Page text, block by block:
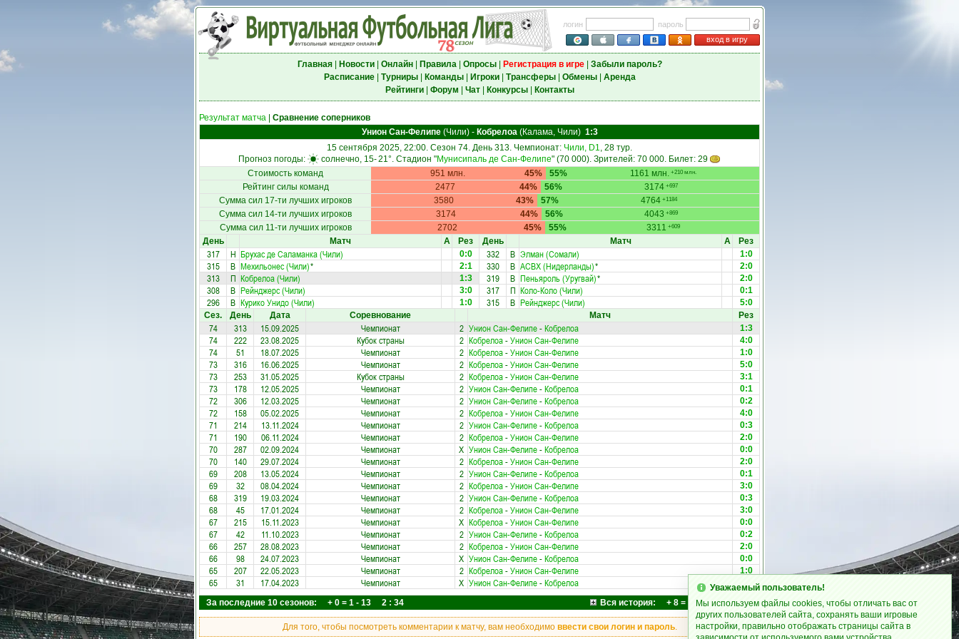
логин
пароль
вход в игру
Главная| Новости| Онлайн| Правила| Опросы| Регистрация в игре| Забыли пароль?
Расписание| Турниры| Команды| Игроки| Трансферы| Обмены| Аренда
Рейтинги| Форум Чат| Конкурсы| Контакты
Результат матча
Сравнение соперников
Унион Сан-Фелипе(Чили)- Кобрелоа(Калама, Чили) 1:3
15 сентября 2025, 22:00. Сезон 74. День 313. Чемпионат: Чили, D1, 28 тур.
Прогноз погоды:
солнечно, 15-21°. Стадион "Мунисипаль де Сан-Фелипе" (70 000). Зрителей: 70 000. Билет: 29
Стоимость команд
951 млн. 45% 1161 млн. +210 млн.
55%
Рейтинг силы команд
2477 44% 3174 +697
56%
Сумма сил 17-ти лучших игроков
3580 43% 4764 +1184
57%
Сумма сил 14-ти лучших игроков
3174 44% 4043 +869
56%
Сумма сил 11-ти лучших игроков
2702 45% 3311 +609
55%
День
Матч А Рез
317 Н Брухас де Саламанка (Чили) 0:0
315 В Мехильонес (Чили)* 2:1
313 П Кобрелоа (Чили) 1:3
308 В Рейнджерс (Чили) 3:0
296 В Курико Унидо (Чили) 1:0
День Матч А Рез
332 В Элман (Сомали) 1:0
330 В АСВХ (Нидерланды)* 2:0
319 В Пеньяроль (Уругвай)* 2:0
317 П Коло-Коло (Чили) 0:1
315 В Рейнджерс (Чили)
5:0
Сез.
День Дата Соревнование Матч Рез
74 313 15.09.2025 Чемпионат 2 Унион Сан-Фелипе-Кобрелоа 1:3
74 222 23.08.2025 Кубок страны 2 Кобрелоа-Унион Сан-Фелипе 4:0
74 51 18.07.2025 Чемпионат 2 Кобрелоа-Унион Сан-Фелипе 1:0
73 316 16.06.2025 Чемпионат 2 Кобрелоа-Унион Сан-Фелипе 5:0
73 253 31.05.2025 Кубок страны 2 Кобрелоа-Унион Сан-Фелипе 3:1
73 178 12.05.2025 Чемпионат 2 Унион Сан-Фелипе-Кобрелоа 0:1
72 306 12.03.2025 Чемпионат 2 Унион Сан-Фелипе-Кобрелоа 0:2
72 158 05.02.2025 Чемпионат 2 Кобрелоа-Унион Сан-Фелипе 4:0
71 214 13.11.2024 Чемпионат 2 Унион Сан-Фелипе-Кобрелоа 0:3
71 190 06.11.2024 Чемпионат 2 Кобрелоа-Унион Сан-Фелипе 2:0
70 287 02.09.2024 Чемпионат X Унион Сан-Фелипе-Кобрелоа 0:0
70 140 29.07.2024 Чемпионат 2 Кобрелоа-Унион Сан-Фелипе 2:0
69 208 13.05.2024 Чемпионат 2 Унион Сан-Фелипе-Кобрелоа 0:1
69 32 08.04.2024 Чемпионат 2 Кобрелоа-Унион Сан-Фелипе 3:0
68 319 19.03.2024 Чемпионат 2 Унион Сан-Фелипе-Кобрелоа 0:3
68 45 17.01.2024 Чемпионат 2 Кобрелоа-Унион Сан-Фелипе 3:0
67 215 15.11.2023 Чемпионат X Кобрелоа-Унион Сан-Фелипе 0:0
67 42 11.10.2023 Чемпионат 2 Унион Сан-Фелипе-Кобрелоа 0:2
66 257 28.08.2023 Чемпионат 2 Кобрелоа-Унион Сан-Фелипе 2:0
66 98 24.07.2023 Чемпионат X Унион Сан-Фелипе-Кобрелоа 0:0
65 207 22.05.2023 Чемпионат 2 Кобрелоа-Унион Сан-Фелипе 1:0
65 31 17.04.2023 Чемпионат X Унион Сан-Фелипе-Кобрелоа
За последние 10 сезонов: + 0 = 1 - 13 2 : 34
Вся история: + 8 = 22 - 40 28 : 97
Для того, чтобы посмотреть комментарии к матчу, вам необходимо ввести свои логин и пароль.
Уважаемый пользователь!
Мы используем файлы cookies, чтобы отличать вас от
других пользователей сайта, сохранять ваши игровые
настройки, правильно отображать страницы сайта в